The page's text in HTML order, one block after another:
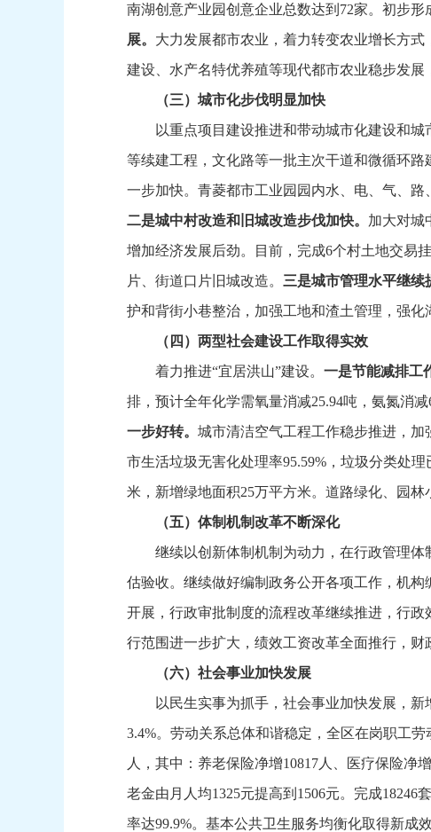
南湖创意产业园创意企业总数达到72家。 初步形
展。 大力发展都市农业， 着力转变农业增长方式
建设、 水产名特优养殖等现代都市农业稳步发展
（三）城市化步伐明显加快
以重点项目建设推进和带动城市化建设和城
等续建工程， 文化路等一批主次干道和微循环路
一步加快。 青菱都市工业园园内水、 电、 气、 路、
二是城中村改造和旧城改造步伐加快。 加大对城
增加经济发展后劲。
目前， 完成6个村土地交易挂
片、 街道口片旧城改造。 三是城市管理水平继续
护和背街小巷整治， 加强工地和渣土管理， 强化
（四）两型社会建设工作取得实效
着力推进“宜居洪山”建设。 一是节能减排工
排， 预计全年化学需氧量消减25.94吨， 氨氮消减
一步好转。 城市清洁空气工程工作稳步推进， 加
市生活垃圾无害化处理率95.59%， 垃圾分类处理
米， 新增绿地面积25万平方米。 道路绿化、 园林
（五）体制机制改革不断深化
继续以创新体制机制为动力， 在行政管理体
估验收。 继续做好编制政务公开各项工作， 机构
开展， 行政审批制度的流程改革继续推进， 行政
行范围进一步扩大， 绩效工资改革全面推行， 财
（六）社会事业加快发展
以民生实事为抓手， 社会事业加快发展， 新
3.4%。 劳动关系总体和谐稳定， 全区在岗职工劳
人， 其中： 养老保险净增10817人、 医疗保险净增
老金由月人均1325元提高到1506元。 完成18246
率达99.9%。 基本公共卫生服务均衡化取得新成效